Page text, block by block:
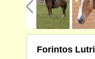
Forintos Lutri